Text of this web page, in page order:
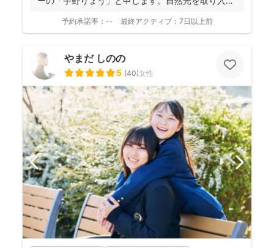
予約承諾率： -- 最終アクティブ： 7日以上前
やまだ しのの
5 (40)女性